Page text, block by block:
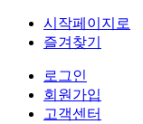
시작페이지로
즐겨찾기
로그인
회원가입
고객센터